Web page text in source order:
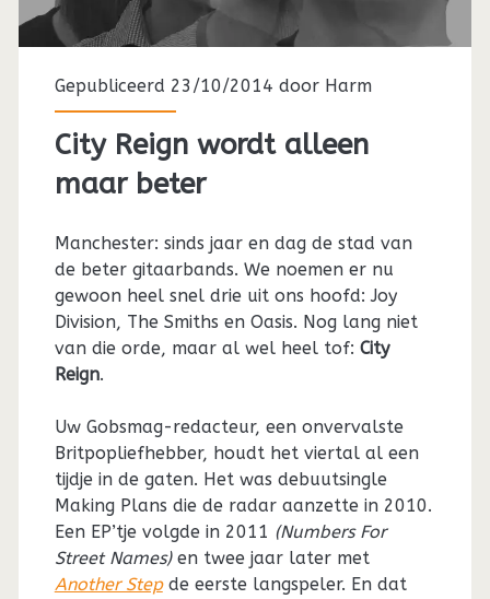
Gepubliceerd 23/10/2014 door Harm
City Reign wordt alleen
maar beter
Manchester: sinds jaar en dag de stad van
de beter gitaarbands. We noemen er nu
gewoon heel snel drie uit ons hoofd: Joy
Division, The Smiths en Oasis. Nog lang niet
van die orde, maar al wel heel tof: City
Reign.
Uw Gobsmag-redacteur, een onvervalste
Britpopliefhebber, houdt het viertal al een
tijdje in de gaten. Het was debuutsingle
Making Plans die de radar aanzette in 2010.
Een EP’tje volgde in 2011 (Numbers For
Street Names)en twee jaar later met
Another Stepde eerste langspeler. En dat